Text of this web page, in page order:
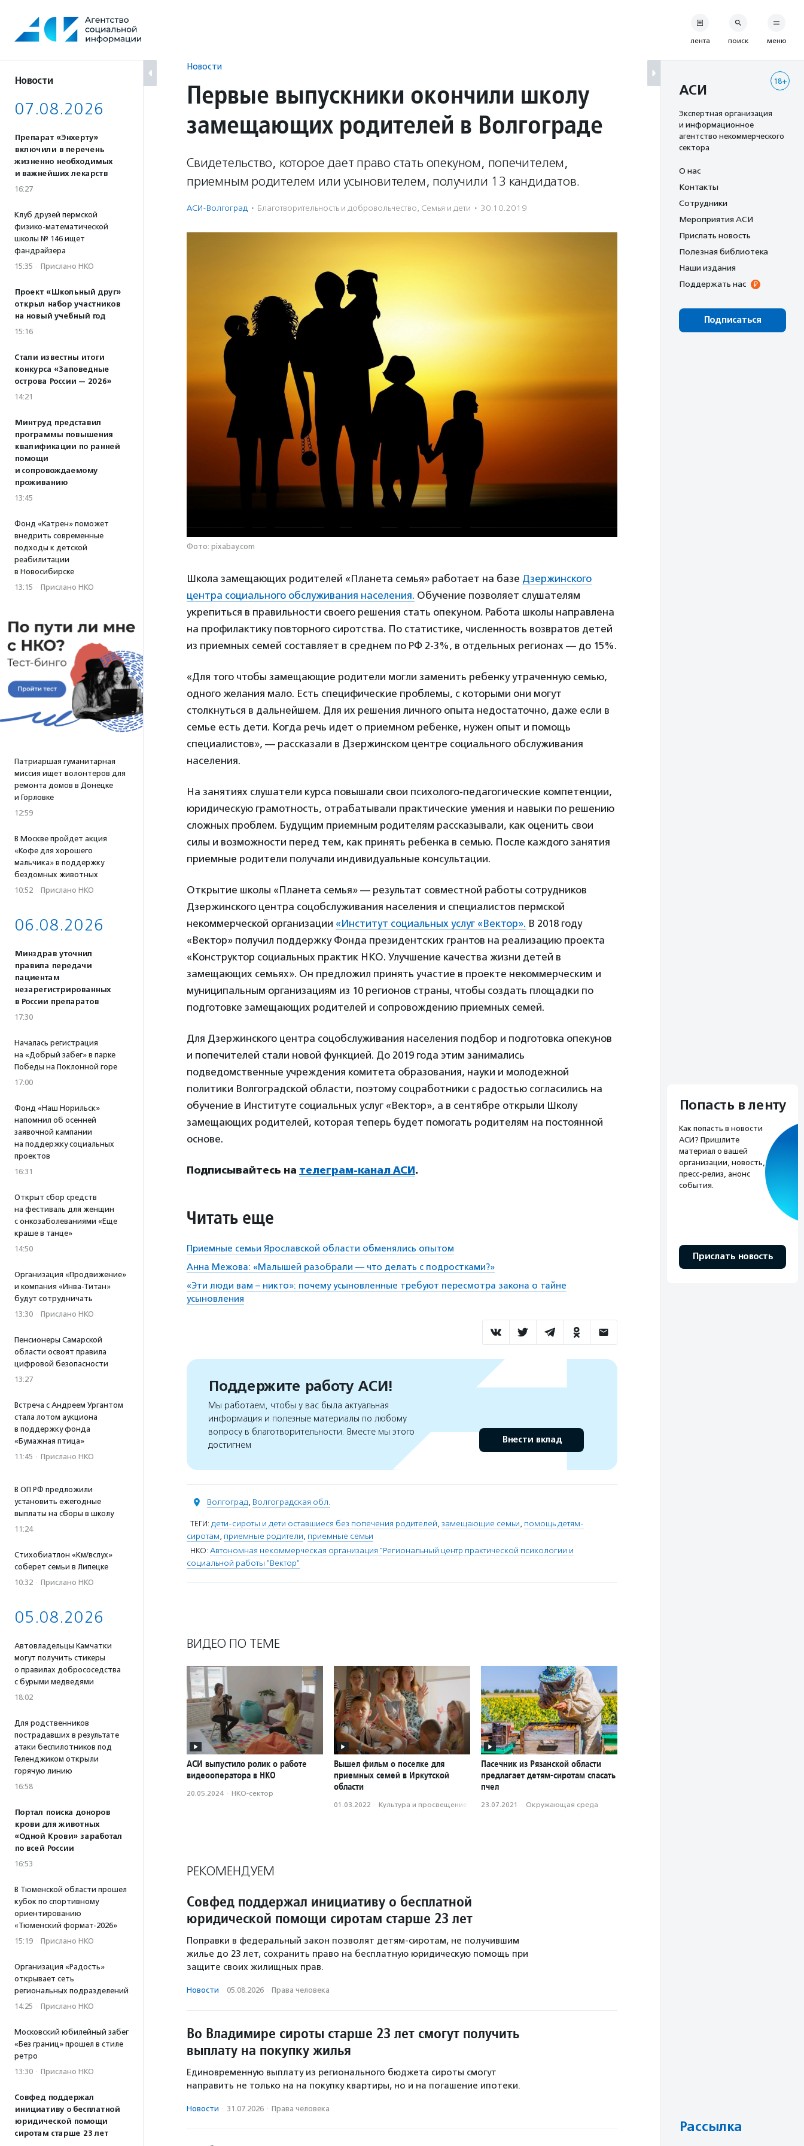
содержанию
Новости
07.08.2026
Препарат «Энхерту»
включили в перечень
жизненно необходимых
и важнейших лекарств
16:27
Клуб друзей пермской
физико-математической
школы № 146 ищет
фандрайзера
15:35 · Прислано НКО
Проект «Школьный друг»
открыл набор участников
на новый учебный год
15:16
Стали известны итоги
конкурса «Заповедные
острова России — 2026»
14:21
Минтруд представил
программы повышения
квалификации по ранней
помощи
и сопровождаемому
проживанию
13:45
Фонд «Катрен» поможет
внедрить современные
подходы к детской
реабилитации
в Новосибирске
13:15 · Прислано НКО
Патриаршая гуманитарная
миссия ищет волонтеров для
ремонта домов в Донецке
и Горловке
12:59
В Москве пройдет акция
«Кофе для хорошего
мальчика» в поддержку
бездомных животных
10:52 · Прислано НКО
06.08.2026
Минздрав уточнил
правила передачи
пациентам
незарегистрированных
в России препаратов
17:30
Началась регистрация
на «Добрый забег» в парке
Победы на Поклонной горе
17:00
Фонд «Наш Норильск»
напомнил об осенней
заявочной кампании
на поддержку социальных
проектов
16:31
Открыт сбор средств
на фестиваль для женщин
с онкозаболеваниями «Еще
краше в танце»
14:50
Организация «Продвижение»
и компания «Инва-Титан»
будут сотрудничать
13:30 · Прислано НКО
Пенсионеры Самарской
области освоят правила
цифровой безопасности
13:27
Встреча с Андреем Ургантом
стала лотом аукциона
в поддержку фонда
«Бумажная птица»
11:45 · Прислано НКО
В ОП РФ предложили
установить ежегодные
выплаты на сборы в школу
11:24
Стихобиатлон «Км/вслух»
соберет семьи в Липецке
10:32 · Прислано НКО
05.08.2026
Автовладельцы Камчатки
могут получить стикеры
о правилах добрососедства
с бурыми медведями
18:02
Для родственников
пострадавших в результате
атаки беспилотников под
Геленджиком открыли
горячую линию
16:58
Портал поиска доноров
крови для животных
«Одной Крови» заработал
по всей России
16:53
В Тюменской области прошел
кубок по спортивному
ориентированию
«Тюменский формат-2026»
15:19 · Прислано НКО
Организация «Радость»
открывает сеть
региональных подразделений
14:25 · Прислано НКО
Московский юбилейный забег
«Без границ» прошел в стиле
ретро
13:30 · Прислано НКО
Совфед поддержал
инициативу о бесплатной
юридической помощи
сиротам старше 23 лет
Новости
Первые выпускники окончили школу
замещающих родителей в Волгограде
Свидетельство, которое дает право стать опекуном, попечителем,
приемным родителем или усыновителем, получили 13 кандидатов.
АСИ-Волгоград · Благотвори­тель­ность и доброволь­чест­во, Семья и дети · 30.10.2019
Фото: pixabay.com
Школа замещающих родителей «Планета семья» работает на базе Дзержинского
центра социального обслуживания населения. Обучение позволяет слушателям
укрепиться в правильности своего решения стать опекуном. Работа школы направлена
на профилактику повторного сиротства. По статистике, численность возвратов детей
из приемных семей составляет в среднем по РФ 2-3%, в отдельных регионах — до 15%.
«Для того чтобы замещающие родители могли заменить ребенку утраченную семью,
одного желания мало. Есть специфические проблемы, с которыми они могут
столкнуться в дальнейшем. Для их решения личного опыта недостаточно, даже если в
семье есть дети. Когда речь идет о приемном ребенке, нужен опыт и помощь
специалистов», — рассказали в Дзержинском центре социального обслуживания
населения.
На занятиях слушатели курса повышали свои психолого-педагогические компетенции,
юридическую грамотность, отрабатывали практические умения и навыки по решению
сложных проблем. Будущим приемным родителям рассказывали, как оценить свои
силы и возможности перед тем, как принять ребенка в семью. После каждого занятия
приемные родители получали индивидуальные консультации.
Открытие школы «Планета семья» — результат совместной работы сотрудников
Дзержинского центра соцобслуживания населения и специалистов пермской
некоммерческой организации «Институт социальных услуг «Вектор». В 2018 году
«Вектор» получил поддержку Фонда президентских грантов на реализацию проекта
«Конструктор социальных практик НКО. Улучшение качества жизни детей в
замещающих семьях». Он предложил принять участие в проекте некоммерческим и
муниципальным организациям из 10 регионов страны, чтобы создать площадки по
подготовке замещающих родителей и сопровождению приемных семей.
Для Дзержинского центра соцобслуживания населения подбор и подготовка опекунов
и попечителей стали новой функцией. До 2019 года этим занимались
подведомственные учреждения комитета образования, науки и молодежной
политики Волгоградской области, поэтому соцработники с радостью согласились на
обучение в Институте социальных услуг «Вектор», а в сентябре открыли Школу
замещающих родителей, которая теперь будет помогать родителям на постоянной
основе.
Подписывайтесь на телеграм-канал АСИ.
Читать еще
Приемные семьи Ярославской области обменялись опытом
Анна Межова: «Малышей разобрали — что делать с подростками?»
«Эти люди вам – никто»: почему усыновленные требуют пересмотра закона о тайне
усыновления
Поддержите работу АСИ!
Мы работаем, чтобы у вас была актуальная
информация и полезные материалы по любому
вопросу в благотворительности. Вместе мы этого
достигнем
Внести вклад
Волгоград, Волгоградская обл.
ТЕГИ: дети-сироты и дети оставшиеся без попечения родителей, замещающие семьи, помощь детям-
сиротам, приемные родители, приемные семьи
НКО: Автономная некоммерческая организация "Региональный центр практической психологии и
социальной работы "Вектор"
ВИДЕО ПО ТЕМЕ
АСИ выпустило ролик о работе
видеооператора в НКО
20.05.2024 · НКО-сектор
Вышел фильм о поселке для
приемных семей в Иркутской
области
01.03.2022 · Культура и просвещение
Пасечник из Рязанской области
предлагает детям-сиротам спасать
пчел
23.07.2021 · Окружающая среда
РЕКОМЕНДУЕМ
Совфед поддержал инициативу о бесплатной
юридической помощи сиротам старше 23 лет
Поправки в федеральный закон позволят детям-сиротам, не получившим
жилье до 23 лет, сохранить право на бесплатную юридическую помощь при
защите своих жилищных прав.
Новости · 05.08.2026 · Права человека
Во Владимире сироты старше 23 лет смогут получить
выплату на покупку жилья
Единовременную выплату из регионального бюджета сироты смогут
направить не только на на покупку квартиры, но и на погашение ипотеки.
Новости · 31.07.2026 · Права человека
лента поиск меню
18+
АСИ
Экспертная организация
и информационное
агентство некоммерческого
сектора
О нас
Контакты
Сотрудники
Мероприятия АСИ
Прислать новость
Полезная библиотека
Наши издания
Поддержать нас
Подписаться
Попасть в ленту
Как попасть в новости
АСИ? Пришлите
материал о вашей
организации, новость,
пресс-релиз, анонс
события.
Прислать новость
Рассылка